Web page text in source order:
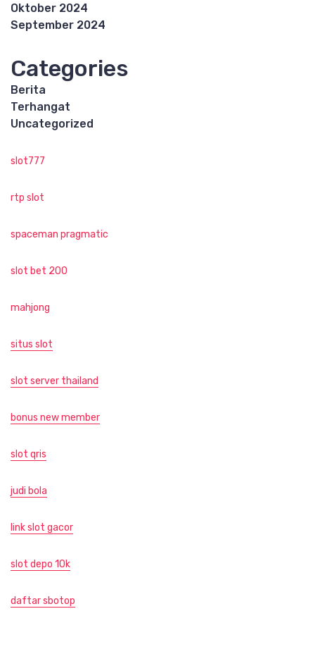
Oktober 2024
September 2024
Categories
Berita
Terhangat
Uncategorized
slot777
rtp slot
spaceman pragmatic
slot bet 200
mahjong
situs slot
slot server thailand
bonus new member
slot qris
judi bola
link slot gacor
slot depo 10k
daftar sbotop